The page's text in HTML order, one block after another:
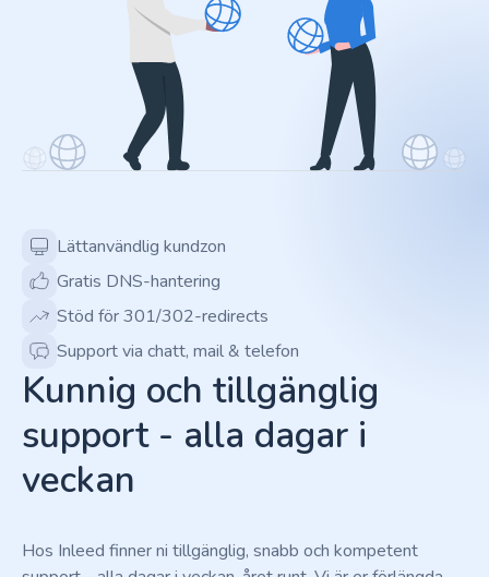
Lättanvändlig kundzon
Gratis DNS-hantering
Stöd för 301/302-redirects
Support via chatt, mail & telefon
Kunnig och tillgänglig
support - alla dagar i
veckan
Hos Inleed finner ni tillgänglig, snabb och kompetent